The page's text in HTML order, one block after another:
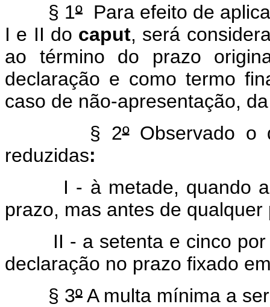
§ 1º Para efeito de
I e II do caput, será
ao término do prazo
declaração e como termo
caso de não-apresentação,
§ 2ºObservado o
reduzidas:
I - à metade, quando a
prazo, mas antes de
II - a setenta e cinco por
declaração no prazo fixado
§ 3ºA multa mínima a